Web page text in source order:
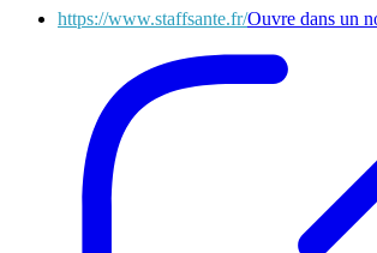
https://www.staffsante.fr/Ouvre dans un